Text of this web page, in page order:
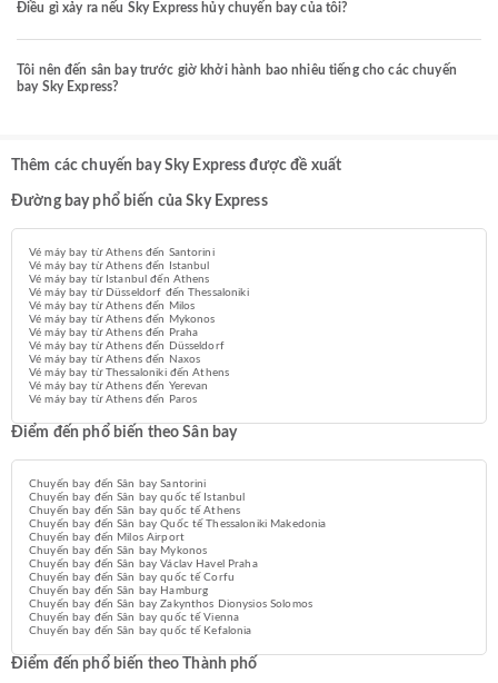
Điều gì xảy ra nếu Sky Express hủy chuyến bay của tôi?
Tôi nên đến sân bay trước giờ khởi hành bao nhiêu tiếng cho các chuyến
bay Sky Express?
Thêm các chuyến bay Sky Express được đề xuất
Đường bay phổ biến của Sky Express
Vé máy bay từ Athens đến Santorini
Vé máy bay từ Athens đến Istanbul
Vé máy bay từ Istanbul đến Athens
Vé máy bay từ Düsseldorf đến Thessaloniki
Vé máy bay từ Athens đến Milos
Vé máy bay từ Athens đến Mykonos
Vé máy bay từ Athens đến Praha
Vé máy bay từ Athens đến Düsseldorf
Vé máy bay từ Athens đến Naxos
Vé máy bay từ Thessaloniki đến Athens
Vé máy bay từ Athens đến Yerevan
Vé máy bay từ Athens đến Paros
Điểm đến phổ biến theo Sân bay
Chuyến bay đến Sân bay Santorini
Chuyến bay đến Sân bay quốc tế Istanbul
Chuyến bay đến Sân bay quốc tế Athens
Chuyến bay đến Sân bay Quốc tế Thessaloniki Makedonia
Chuyến bay đến Milos Airport
Chuyến bay đến Sân bay Mykonos
Chuyến bay đến Sân bay Václav Havel Praha
Chuyến bay đến Sân bay quốc tế Corfu
Chuyến bay đến Sân bay Hamburg
Chuyến bay đến Sân bay Zakynthos Dionysios Solomos
Chuyến bay đến Sân bay quốc tế Vienna
Chuyến bay đến Sân bay quốc tế Kefalonia
Điểm đến phổ biến theo Thành phố